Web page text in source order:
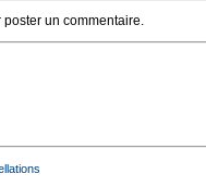
un commentaire.